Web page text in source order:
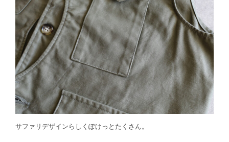
サファリデザインらしくぽけっとたくさん。